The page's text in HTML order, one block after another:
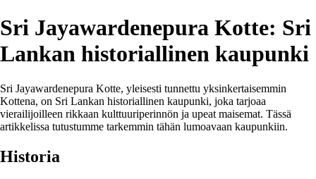
Sri Jayawardenepura Kotte: Sri
Lankan historiallinen kaupunki
Sri Jayawardenepura Kotte, yleisesti tunnettu yksinkertaisemmin
Kottena, on Sri Lankan historiallinen kaupunki, joka tarjoaa
vierailijoilleen rikkaan kulttuuriperinnön ja upeat maisemat. Tässä
artikkelissa tutustumme tarkemmin tähän lumoavaan kaupunkiin.
Historia